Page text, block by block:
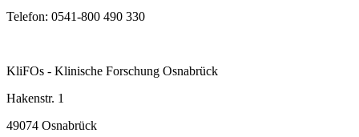
Telefon: 0541-800 490 330
KliFOs - Klinische Forschung Osnabrück
Hakenstr. 1
49074 Osnabrück